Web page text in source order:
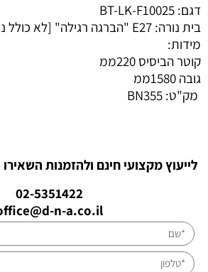
דגם: BT-LK-F10025
בית נורה: E27 "הברגה רגילה" [לא כולל נורה]
מידות:
קוטר הביסיס 220ממ
גובה 1580ממ
מק"ט: BN355
לייעוץ מקצועי חינם ולהזמנות
02-5351422
n-a.co.il